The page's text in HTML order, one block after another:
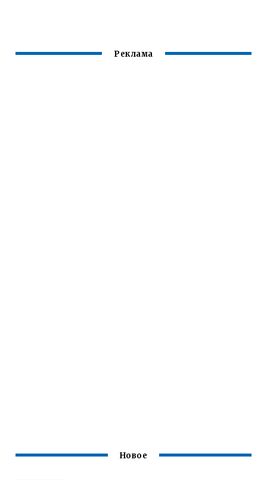
Реклама
Новое